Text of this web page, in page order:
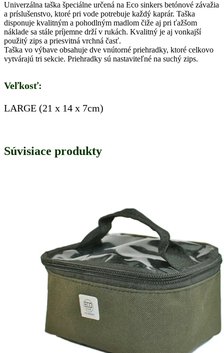
Univerzálna taška špeciálne určená na Eco sinkers betónové závažia
a príslušenstvo, ktoré pri vode potrebuje každý kaprár. Taška
disponuje kvalitným a pohodlným madlom čiže aj pri ťažšom
náklade sa stále príjemne drží v rukách. Kvalitný je aj vonkajší
použitý zips a priesvitná vrchná časť.
Taška vo výbave obsahuje dve vnútorné priehradky, ktoré celkovo
vytvárajú tri sekcie. Priehradky sú nastaviteľné na suchý zips.
Veľkosť:
LARGE (21 x 14 x 7cm)
Súvisiace produkty